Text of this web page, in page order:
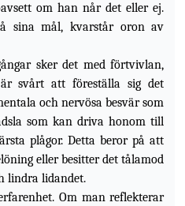
om han når det eller ej.
sina mål, kvarstår oron av
sker det med förtvivlan,
svårt att föreställa sig det
och nervösa besvär som
som kan driva honom till
plågor. Detta beror på att
eller besitter det tålamod
lindra lidandet.
Om man reflekterar